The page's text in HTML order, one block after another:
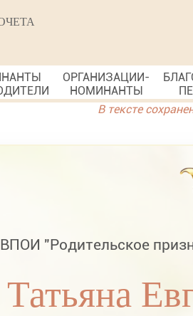
ОРГАНИЗАЦИИ-
НОМИНАНТЫ
В тексте
"Родительское